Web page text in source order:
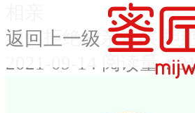
返回上一级
如何拒绝相亲对象 拒
2021-09-14 阅读量：